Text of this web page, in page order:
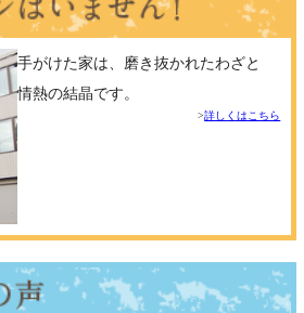
手がけた家は、磨き抜かれたわざと
情熱の結晶です。
詳しくはこちら